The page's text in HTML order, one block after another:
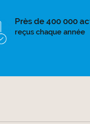
Près de 400 000
reçus chaque année